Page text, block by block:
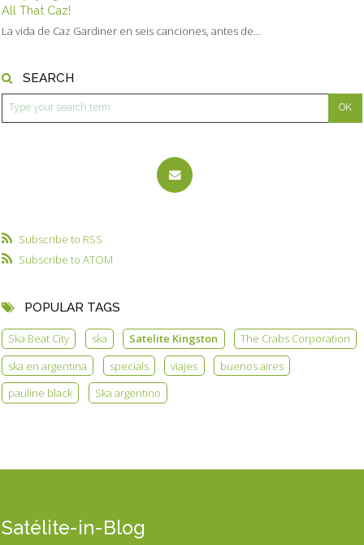
All That Caz!
La vida de Caz Gardiner en seis canciones, antes de...
SEARCH
Subscribe to RSS
Subscribe to ATOM
POPULAR TAGS
Ska Beat City ska Satelite Kingston
The Crabs Corporation
ska en argentina
specials viajes
buenos aires
pauline black
Ska argentino
Satélite-in-Blog